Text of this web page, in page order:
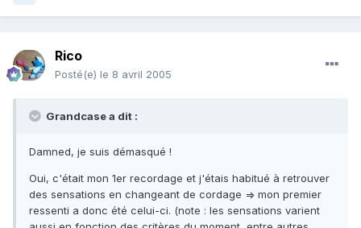
Rico
Posté(e) le 8 avril 2005
Grandcase a dit :
Damned, je suis démasqué !
Oui, c'était mon 1er recordage et j'étais habitué à retrouver
des sensations en changeant de cordage => mon premier
ressenti a donc été celui-ci. (note : les sensations varient